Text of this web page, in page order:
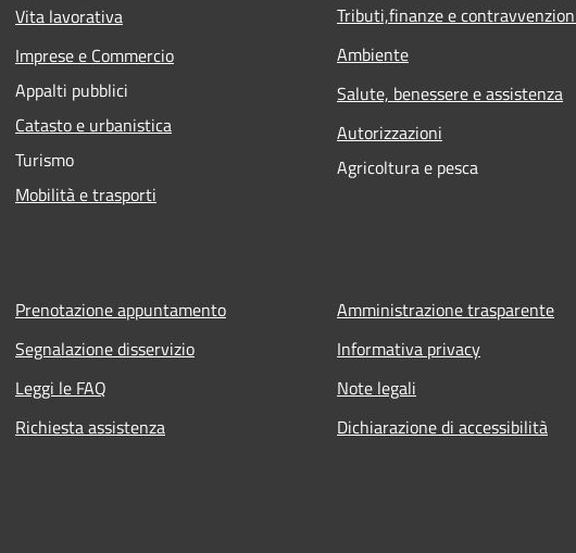
Vita lavorativa
Imprese e Commercio
Appalti pubblici
Catasto e urbanistica
Turismo
Mobilità e trasporti
Tributi,finanze e
Ambiente
Salute, benessere e assistenza
Autorizzazioni
Agricoltura e pesca
Prenotazione appuntamento
Segnalazione disservizio
Leggi le FAQ
Richiesta assistenza
Amministrazione trasparente
Informativa privacy
Note legali
Dichiarazione di accessibilità